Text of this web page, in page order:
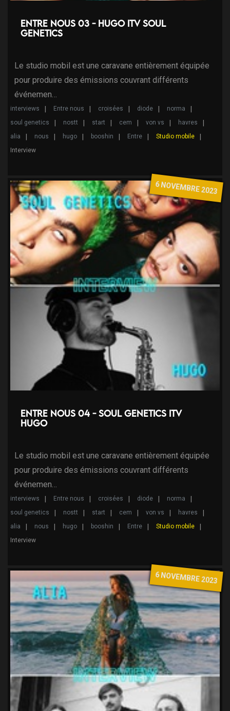
Entre nous 03 - Hugo ITV Soul
Genetics
Le studio mobil est une caravane entièrement équipée
pour produire des émissions couvrant différents
événemen…
interviews Entre nous croisées diode
norma
soul genetics
nostt start cem von vs
havres
alia
nous hugo booshin Entre
Studio mobile
Interview
6 NOVEMBRE 2023
Entre nous 04 - Soul Genetics ITV
Hugo
Le studio mobil est une caravane entièrement équipée
pour produire des émissions couvrant différents
événemen…
interviews Entre nous croisées diode
norma
soul genetics
nostt start cem von vs
havres
alia
nous hugo booshin Entre
Studio mobile
Interview
6 NOVEMBRE 2023